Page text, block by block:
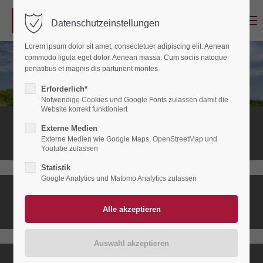
Login
Benutzername
Passwort
Anmelden
Register|Lost your password?
Support
Lorem ipsum dolor sit amet:
Stationäres
Hospiz
Ambulanter
Datenschutzeinstellungen
Lorem ipsum dolor sit amet, consectetuer adipiscing elit. Aenean
commodo ligula eget dolor. Aenean massa. Cum sociis natoque
penatibus et magnis dis parturient montes.
Erforderlich*
Notwendige Cookies und Google Fonts zulassen damit die
Website korrekt funktioniert
Externe Medien
Externe Medien wie Google Maps, OpenStreetMap und
Youtube zulassen
Statistik
Google Analytics und Matomo Analytics zulassen